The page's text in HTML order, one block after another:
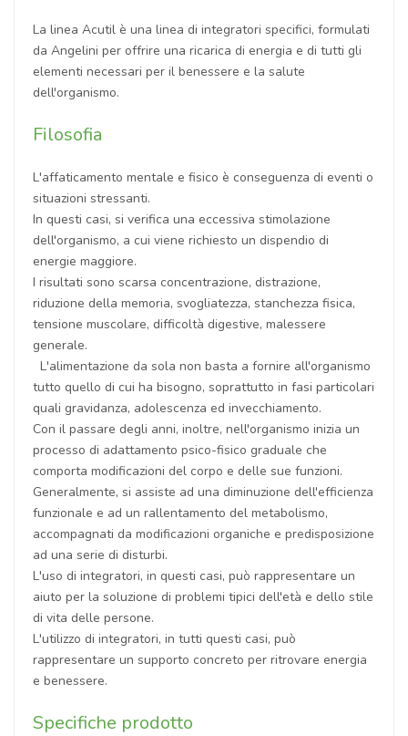
La linea Acutil è una linea di integratori specifici, formulati
da Angelini per offrire una ricarica di energia e di tutti gli
elementi necessari per il benessere e la salute
dell'organismo.
Filosofia
L'affaticamento mentale e fisico è conseguenza di eventi o
situazioni stressanti.
In questi casi, si verifica una eccessiva stimolazione
dell'organismo, a cui viene richiesto un dispendio di
energie maggiore.
I risultati sono scarsa concentrazione, distrazione,
riduzione della memoria, svogliatezza, stanchezza fisica,
tensione muscolare, difficoltà digestive, malessere
generale.
L'alimentazione da sola non basta a fornire all'organismo
tutto quello di cui ha bisogno, soprattutto in fasi particolari
quali gravidanza, adolescenza ed invecchiamento.
Con il passare degli anni, inoltre, nell'organismo inizia un
processo di adattamento psico-fisico graduale che
comporta modificazioni del corpo e delle sue funzioni.
Generalmente, si assiste ad una diminuzione dell'efficienza
funzionale e ad un rallentamento del metabolismo,
accompagnati da modificazioni organiche e predisposizione
ad una serie di disturbi.
L'uso di integratori, in questi casi, può rappresentare un
aiuto per la soluzione di problemi tipici dell'età e dello stile
di vita delle persone.
L'utilizzo di integratori, in tutti questi casi, può
rappresentare un supporto concreto per ritrovare energia
e benessere.
Specifiche prodotto